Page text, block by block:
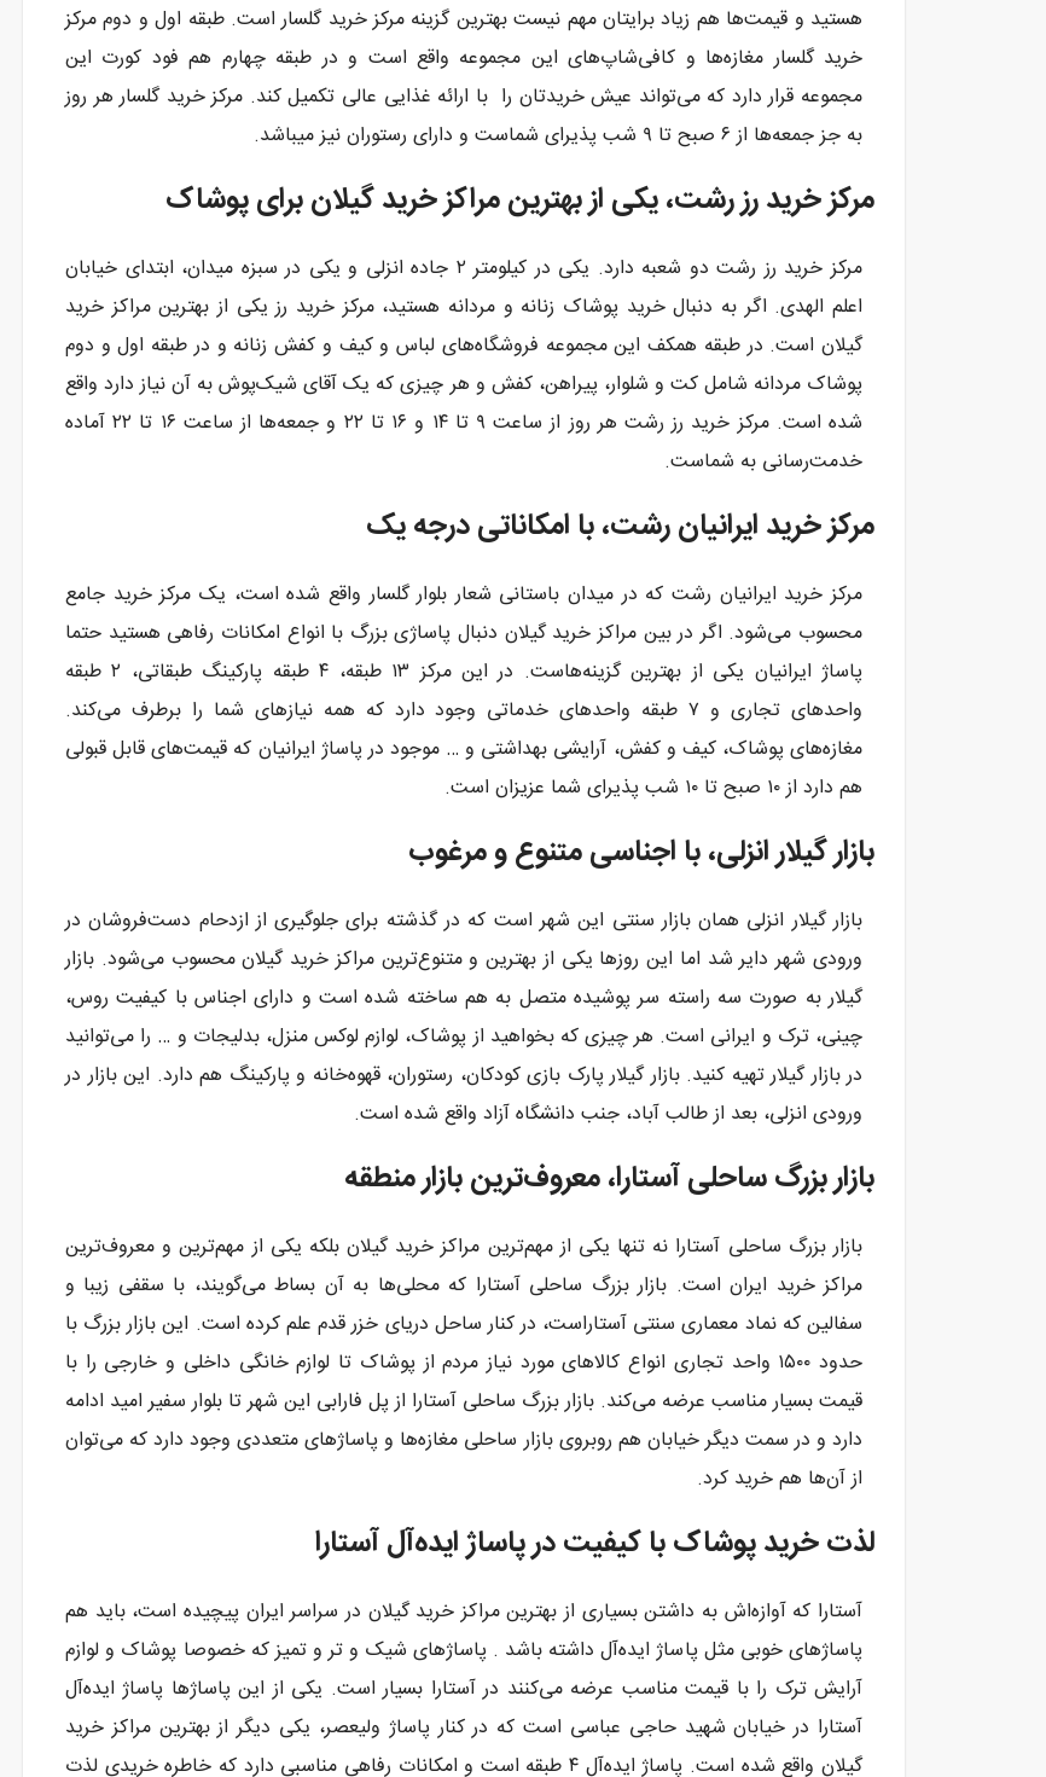
هستید و قیمت‌ها هم زیاد برایتان مهم نیست بهترین گزینه مرکز خرید گلسار است. طبقه اول و دوم مرکز
خرید گلسار مغازه‌ها و کافی‌شاپ‌های این مجموعه واقع است و در طبقه چهارم هم فود کورت این
مجموعه قرار دارد که می‌تواند عیش خریدتان را با ارائه غذایی عالی تکمیل کند. مرکز خرید گلسار هر روز
به جز جمعه‌ها از ۶ صبح تا ۹ شب پذیرای شماست و دارای رستوران نیز میباشد.
مرکز خرید رز رشت، یکی از بهترین مراکز خرید گیلان برای پوشاک
مرکز خرید رز رشت دو شعبه دارد. یکی در کیلومتر ۲ جاده انزلی و یکی در سبزه میدان، ابتدای خیابان
اعلم الهدی. اگر به دنبال خرید پوشاک زنانه و مردانه هستید، مرکز خرید رز یکی از بهترین مراکز خرید
گیلان است. در طبقه همکف این مجموعه فروشگاه‌های لباس و کیف و کفش زنانه و در طبقه اول و دوم
پوشاک مردانه شامل کت و شلوار، پیراهن، کفش و هر چیزی که یک آقای شیک‌پوش به آن نیاز دارد واقع
شده است. مرکز خرید رز رشت هر روز از ساعت ۹ تا ۱۴ و ۱۶ تا ۲۲ و جمعه‌ها از ساعت ۱۶ تا ۲۲ آماده
خدمت‌رسانی به شماست.
مرکز خرید ایرانیان رشت، با امکاناتی درجه یک
مرکز خرید ایرانیان رشت که در میدان باستانی شعار بلوار گلسار واقع شده است، یک مرکز خرید جامع
محسوب می‌شود. اگر در بین مراکز خرید گیلان دنبال پاساژی بزرگ با انواع امکانات رفاهی هستید حتما
پاساژ ایرانیان یکی از بهترین گزینه‌هاست. در این مرکز ۱۳ طبقه، ۴ طبقه پارکینگ طبقاتی، ۲ طبقه
واحدهای تجاری و ۷ طبقه واحدهای خدماتی وجود دارد که همه نیازهای شما را برطرف می‌کند.
مغازه‌های پوشاک، کیف و کفش، آرایشی بهداشتی و … موجود در پاساژ ایرانیان که قیمت‌های قابل قبولی
هم دارد از ۱۰ صبح تا ۱۰ شب پذیرای شما عزیزان است.
بازار گیلار انزلی، با اجناسی متنوع و مرغوب
بازار گیلار انزلی همان بازار سنتی این شهر است که در گذشته برای جلوگیری از ازدحام دست‌فروشان در
ورودی شهر دایر شد اما این روزها یکی از بهترین و متنوع‌ترین مراکز خرید گیلان محسوب می‌شود. بازار
گیلار به صورت سه راسته سر پوشیده متصل به هم ساخته شده است و دارای اجناس با کیفیت روس،
چینی، ترک و ایرانی است. هر چیزی که بخواهید از پوشاک، لوازم لوکس منزل، بدلیجات و … را می‌توانید
در بازار گیلار تهیه کنید. بازار گیلار پارک بازی کودکان، رستوران، قهوه‌خانه و پارکینگ هم دارد. این بازار در
ورودی انزلی، بعد از طالب آباد، جنب دانشگاه آزاد واقع شده است.
بازار بزرگ ساحلی آستارا، معروف‌ترین بازار منطقه
بازار بزرگ ساحلی آستارا نه تنها یکی از مهم‌ترین مراکز خرید گیلان بلکه یکی از مهم‌ترین و معروف‌ترین
مراکز خرید ایران است. بازار بزرگ ساحلی آستارا که محلی‌ها به آن بساط می‌گویند، با سقفی زیبا و
سفالین که نماد معماری سنتی آستاراست، در کنار ساحل دریای خزر قدم علم کرده است. این بازار بزرگ با
حدود ۱۵۰۰ واحد تجاری انواع کالاهای مورد نیاز مردم از پوشاک تا لوازم خانگی داخلی و خارجی را با
قیمت بسیار مناسب عرضه می‌کند. بازار بزرگ ساحلی آستارا از پل فارابی این شهر تا بلوار سفیر امید ادامه
دارد و در سمت دیگر خیابان هم روبروی بازار ساحلی مغازه‌ها و پاساژهای متعددی وجود دارد که می‌توان
از آن‌ها هم خرید کرد.
لذت خرید پوشاک با کیفیت در پاساژ ایده‌آل آستارا
آستارا که آوازه‌اش به داشتن بسیاری از بهترین مراکز خرید گیلان در سراسر ایران پیچیده است، باید هم
پاساژهای خوبی مثل پاساژ ایده‌آل داشته باشد . پاساژهای شیک و تر و تمیز که خصوصا پوشاک و لوازم
آرایش ترک را با قیمت مناسب عرضه می‌کنند در آستارا بسیار است. یکی از این پاساژها پاساژ ایده‌آل
آستارا در خیابان شهید حاجی عباسی است که در کنار پاساژ ولیعصر، یکی دیگر از بهترین مراکز خرید
گیلان واقع شده است. پاساژ ایده‌آل ۴ طبقه است و امکانات رفاهی مناسبی دارد که خاطره خریدی لذت